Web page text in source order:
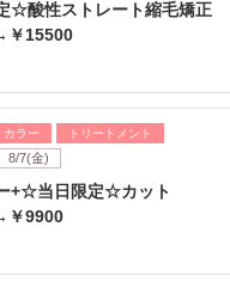
☆酸性ストレート縮毛矯正
￥15500
カラー トリートメント
8/7(金)
+☆当日限定☆カット
￥9900